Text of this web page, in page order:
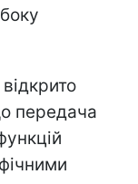
передача